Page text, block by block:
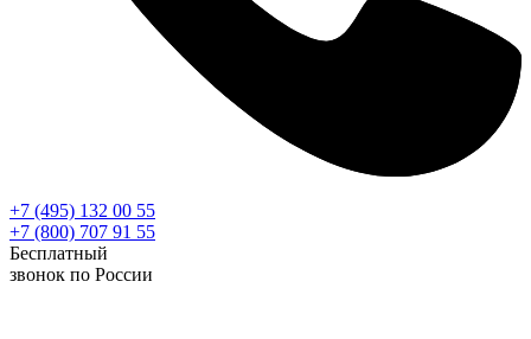
+7 (495) 132 00 55
+7 (800) 707 91 55
Бесплатный
звонок по России